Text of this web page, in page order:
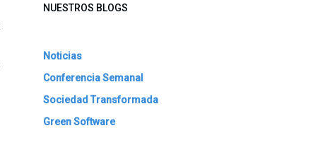
NUESTROS BLOGS
Noticias
Conferencia Semanal
Sociedad Transformada
Green Software